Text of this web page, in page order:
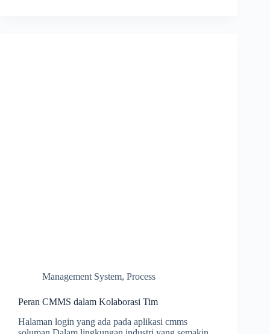
Management System, Process
Peran CMMS dalam Kolaborasi Tim
Halaman login yang ada pada aplikasi cmms